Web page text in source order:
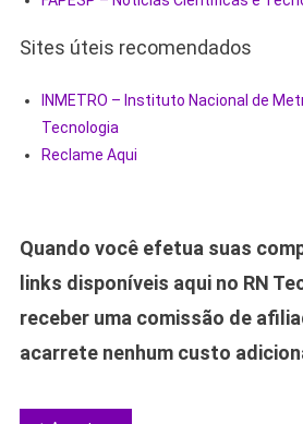
Sites úteis recomendados
INMETRO – Instituto Nacional de
Tecnologia
Reclame Aqui
Quando você efetua suas
links disponíveis aqui no RN
receber uma comissão de
acarrete nenhum custo